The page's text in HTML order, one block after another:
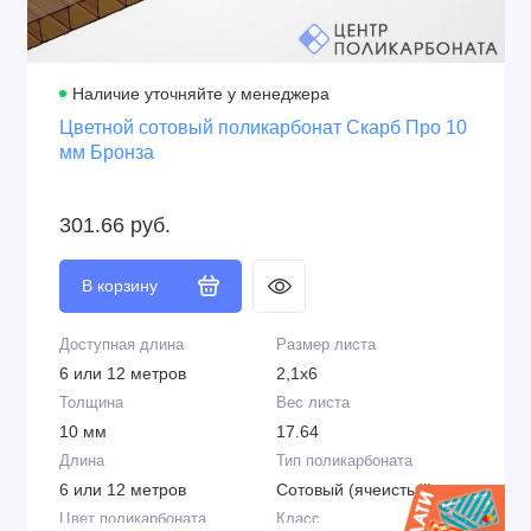
На термошайбы
развёрнутом виде
Наличие уточняйте у менеджера
Цветной сотовый поликарбонат Скарб Про 10
мм Бронза
301.66 руб.
В корзину
Доступная длина
6 или 12 метров
Размер листа
2,1х6
Толщина
10 мм
Вес листа
17.64
Длина
6 или 12 метров
Тип поликарбоната
Сотовый (ячеистый)
Цвет поликарбоната Класс